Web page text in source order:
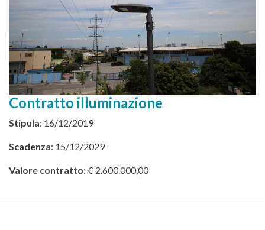
Contratto illuminazione
Stipula: 16/12/2019
Scadenza: 15/12/2029
Valore contratto: € 2.600.000,00